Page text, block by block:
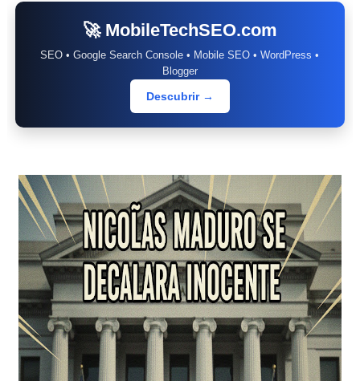
🚀 MobileTechSEO.com
SEO • Google Search Console • Mobile SEO • WordPress •
Blogger
Descubrir →